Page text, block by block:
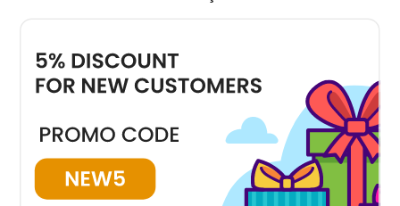
scooters de mobilidade em Kissimmee . A maior
demanda é por aluguel de scooters de mobilidade em
Kissimmee .